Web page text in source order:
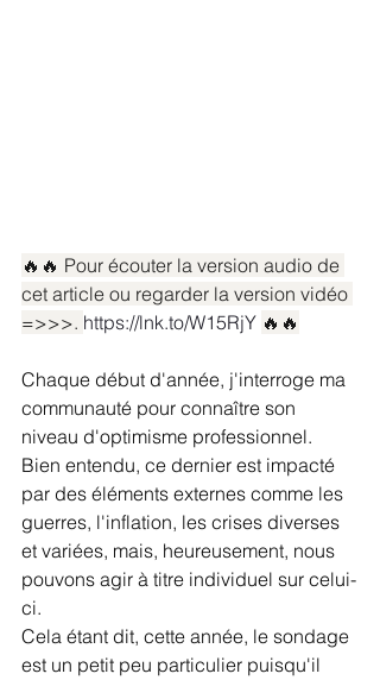
🔥🔥 Pour écouter la version audio de
cet article ou regarder la version vidéo
=>>>. https://lnk.to/W15RjY 🔥🔥
Chaque début d'année, j'interroge ma
communauté pour connaître son
niveau d'optimisme professionnel.
Bien entendu, ce dernier est impacté
par des éléments externes comme les
guerres, l'inflation, les crises diverses
et variées, mais, heureusement, nous
pouvons agir à titre individuel sur celui-
ci.
Cela étant dit, cette année, le sondage
est un petit peu particulier puisqu'il